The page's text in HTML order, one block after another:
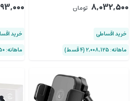
8,032,500 تومان
خرید اقساطی
ماهانه: 2,008,125 (۴ قسط)
خرید
ماهانه: 1,223,250 (۴ قسط)